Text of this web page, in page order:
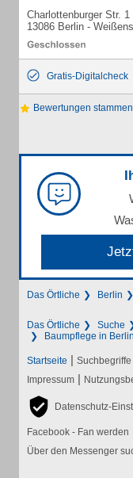
Charlottenburger Str. 1
13086 Berlin -
Gratis-Digitalcheck
Bewertungen
Das Örtliche Berlin
Das Örtliche Suche
Baumpflege in
Startseite | Suchbegriffe
Impressum |
Datenschutz-
Facebook - Fan werden
Über den Messenger